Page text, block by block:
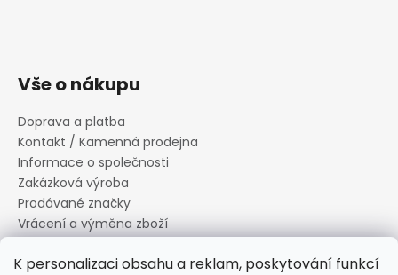
K personalizaci obsahu a reklam, poskytování funkcí
Vše o nákupu
Doprava a platba
Kontakt / Kamenná prodejna
Informace o společnosti
Zakázková výroba
Prodávané značky
Vrácení a výměna zboží
Informace o souborech cookies